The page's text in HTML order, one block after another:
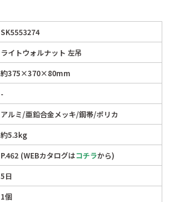
SK5553274
ライトウォルナット 左吊
約375×370×80mm
-
アルミ/亜鉛合金メッキ/鋼帯/ポリカ
約5.3kg
P.462 (WEBカタログはコチラから)
5日
1個